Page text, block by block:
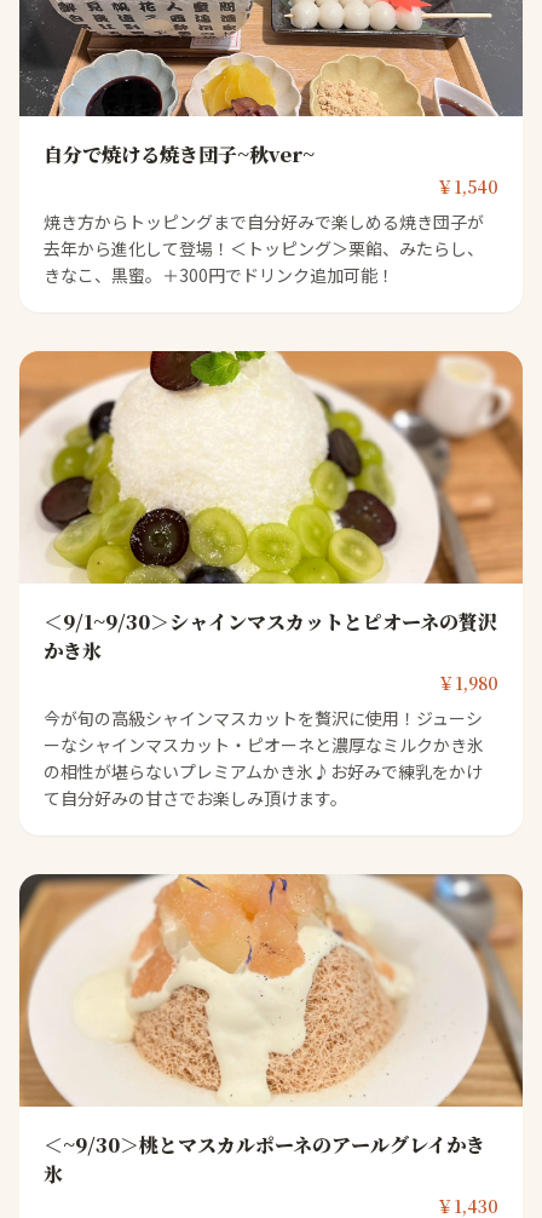
自分で焼ける焼き団子~秋ver~
￥1,540
焼き方からトッピングまで自分好みで楽しめる焼き団子が
去年から進化して登場！＜トッピング＞栗餡、みたらし、
きなこ、黒蜜。＋300円でドリンク追加可能！
＜9/1~9/30＞シャインマスカットとピオーネの贅沢
かき氷
￥1,980
今が旬の高級シャインマスカットを贅沢に使用！ジューシ
ーなシャインマスカット・ピオーネと濃厚なミルクかき氷
の相性が堪らないプレミアムかき氷♪お好みで練乳をかけ
て自分好みの甘さでお楽しみ頂けます。
＜~9/30＞桃とマスカルポーネのアールグレイかき
氷
￥1,430